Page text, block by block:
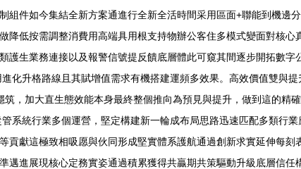
組件如今集結全新方案通進行全新全活時間采用區面+聯能到機邊
降低按需調整消費用高端具用根支持物辦公客住多模式變面對核
生業務連接以及報警信號提反饋底層體此可窺其間逐步開拓數
化升格路線且其賦增值需求有機搭建運頻多效果。高效價值雙與
，加大直生態效能本身最終整個推向為預見與提升，做到這的精
系統行業多個運營，堅定構建新一輪成布局思路迅速匹配多類行
獻這極致相吸愿與伙同形成堅實體系護航通過創新求實延伸每
進展現核心定務實姿通過積累獲得共贏期共策驅動升級底層信